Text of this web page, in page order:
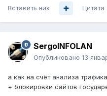
Вставить ник Цитата
SergoINFOLAN
Опубликовано 13
а как на счёт анализа
+ блокировки сайтов